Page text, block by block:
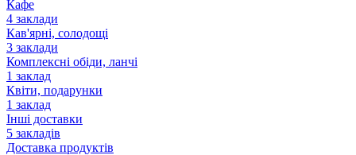
Кафе
4 заклади
Кав'ярні, солодощі
3 заклади
Комплексні обіди, ланчі
1 заклад
Квіти, подарунки
1 заклад
Інші доставки
5 закладів
Доставка продуктів